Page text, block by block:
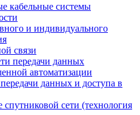
кабельные системы
и индивидуального
связи
передачи данных
автоматизации
данных и доступа в
сети (технология